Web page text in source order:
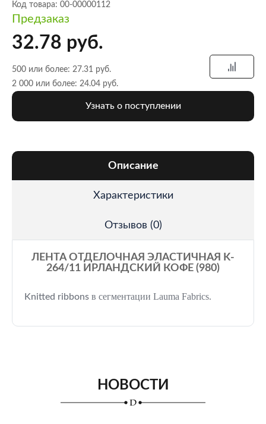
Код товара: 00-00000112
Предзаказ
32.78 руб.
500 или более: 27.31 руб.
2 000 или более: 24.04 руб.
Узнать о поступлении
Описание
Характеристики
Отзывов (0)
ЛЕНТА ОТДЕЛОЧНАЯ ЭЛАСТИЧНАЯ K-
264/11 ИРЛАНДСКИЙ КОФЕ (980)
Knitted ribbons в сегментации Lauma Fabrics.
НОВОСТИ